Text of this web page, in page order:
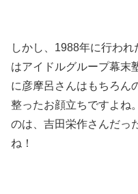
しかし、1988年に行わ
はアイドルグループ幕末
に彦摩呂さんはもちろん
整ったお顔立ちですよね
のは、吉田栄作さんだっ
ね！